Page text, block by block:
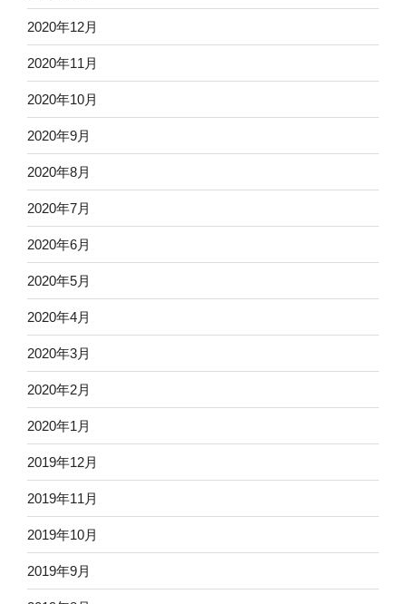
2020年12月
2020年11月
2020年10月
2020年9月
2020年8月
2020年7月
2020年6月
2020年5月
2020年4月
2020年3月
2020年2月
2020年1月
2019年12月
2019年11月
2019年10月
2019年9月